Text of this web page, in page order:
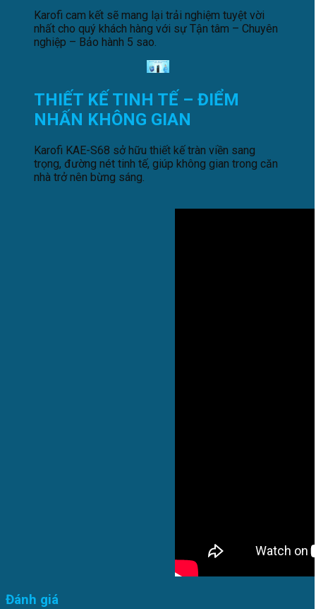
Karofi cam kết sẽ mang lại trải nghiệm tuyệt vời
nhất cho quý khách hàng với sự Tận tâm – Chuyên
nghiệp – Bảo hành 5 sao.
THIẾT KẾ TINH TẾ – ĐIỂM
NHẤN KHÔNG GIAN
Karofi KAE-S68 sở hữu thiết kế tràn viền sang
trọng, đường nét tinh tế, giúp không gian trong căn
nhà trở nên bừng sáng.
Đánh giá